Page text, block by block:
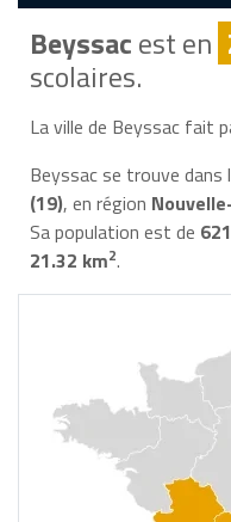
Beyssacest en
scolaires.
La ville de Beyssac fait
Beyssac se trouve
(19), en région
Sa population est de
21.32 km2.